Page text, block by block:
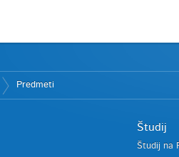
Predmeti
Študij
Študij na